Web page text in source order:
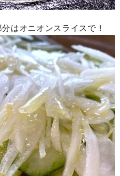
はオニオンスライスで！